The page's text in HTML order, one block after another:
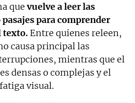
quevuelve a leer las
para comprender
texto. Entre quienes releen,
causa principal las
mientras que el
densas o complejas y el
visual.